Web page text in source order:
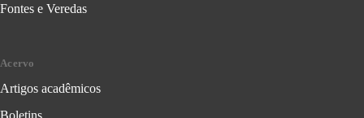
Fontes e Veredas
Acervo
Artigos acadêmicos
Boletins